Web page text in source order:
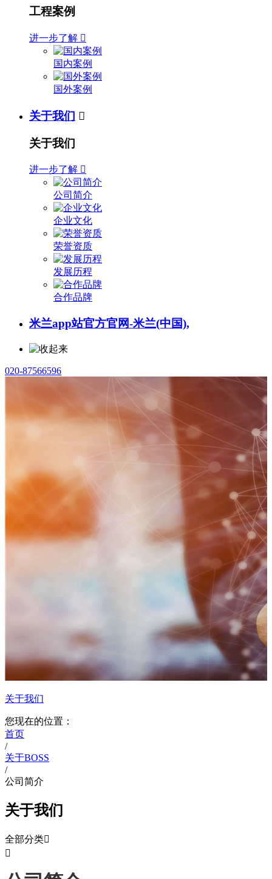
工程案例
进一步了解 
国内案例
国外案例
关于我们 
关于我们
进一步了解 
公司简介
企业文化
荣誉资质
发展历程
合作品牌
米兰app站官方官网-米兰(中国),
020-87566596
关于我们
您现在的位置：
首页
/
关于BOSS
/
公司简介
关于我们
全部分类
